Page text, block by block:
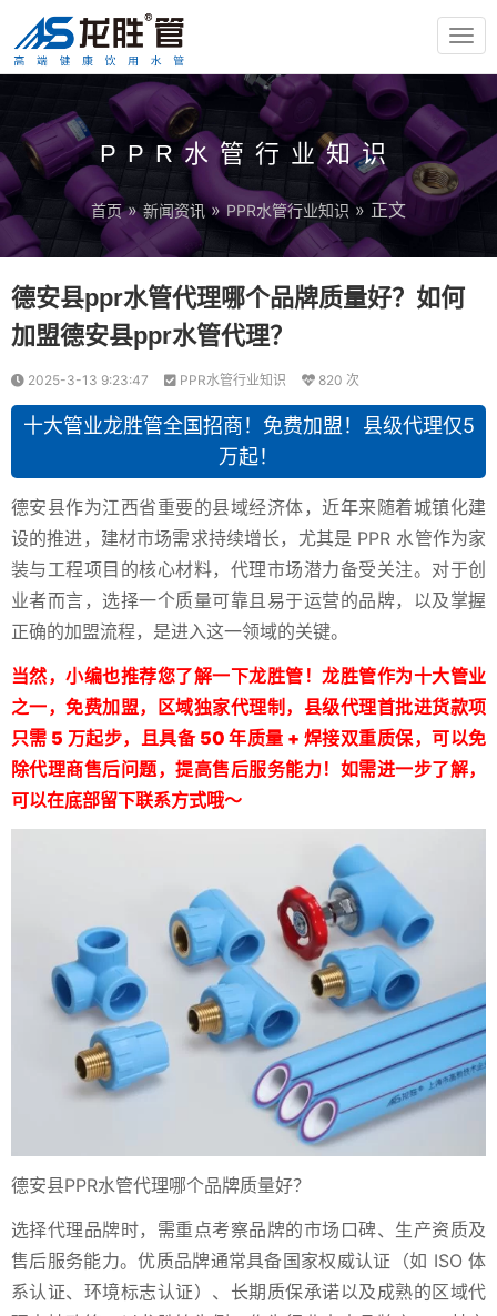
PPR水管行业知识
首页 »新闻资讯»PPR水管行业知识» 正文
德安县ppr水管代理哪个品牌质量好？如何
加盟德安县ppr水管代理？
2025-3-13 9:23:47 PPR水管行业知识 820 次
十大管业龙胜管全国招商！免费加盟！县级代理仅5
万起！
德安县作为江西省重要的县域经济体，近年来随着城镇化建
设的推进，建材市场需求持续增长，尤其是 PPR 水管作为家
装与工程项目的核心材料，代理市场潜力备受关注。对于创
业者而言，选择一个质量可靠且易于运营的品牌，以及掌握
正确的加盟流程，是进入这一领域的关键。
当然，小编也推荐您了解一下龙胜管！龙胜管作为十大管业
之一，免费加盟，区域独家代理制，县级代理首批进货款项
只需 5 万起步，且具备 50 年质量 + 焊接双重质保，可以免
除代理商售后问题，提高售后服务能力！如需进一步了解，
可以在底部留下联系方式哦～
德安县PPR水管代理哪个品牌质量好？
选择代理品牌时，需重点考察品牌的市场口碑、生产资质及
售后服务能力。优质品牌通常具备国家权威认证（如 ISO 体
系认证、环境标志认证）、长期质保承诺以及成熟的区域代